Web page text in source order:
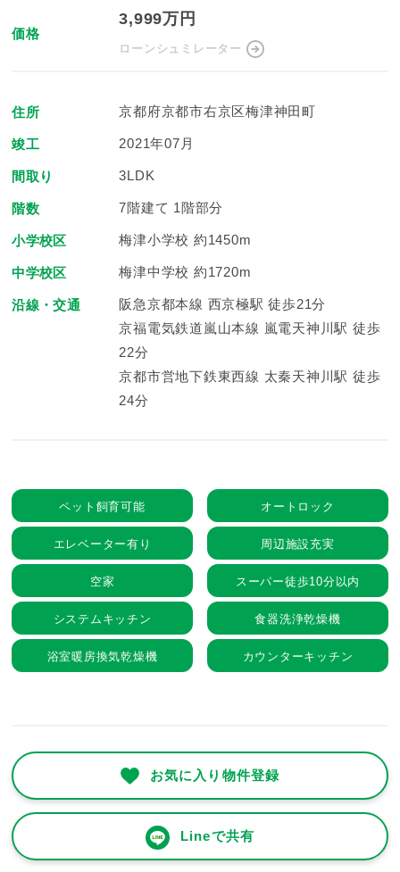
価格
3,999万円
ローンシュミレーター
住所 京都府京都市右京区梅津神田町
竣工 2021年07月
間取り 3LDK
階数 7階建て 1階部分
小学校区 梅津小学校 約1450m
中学校区 梅津中学校 約1720m
沿線・交通
阪急京都本線 西京極駅 徒歩21分
京福電気鉄道嵐山本線 嵐電天神川駅 徒歩
22分
京都市営地下鉄東西線 太秦天神川駅 徒歩
24分
ペット飼育可能 オートロック
エレベーター有り 周辺施設充実
空家 スーパー徒歩10分以内
システムキッチン 食器洗浄乾燥機
浴室暖房換気乾燥機 カウンターキッチン
お気に入り物件登録
Lineで共有